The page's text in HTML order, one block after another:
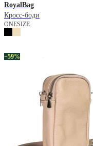
RoyalBag
Кросс-боди
ONESIZE
−59%